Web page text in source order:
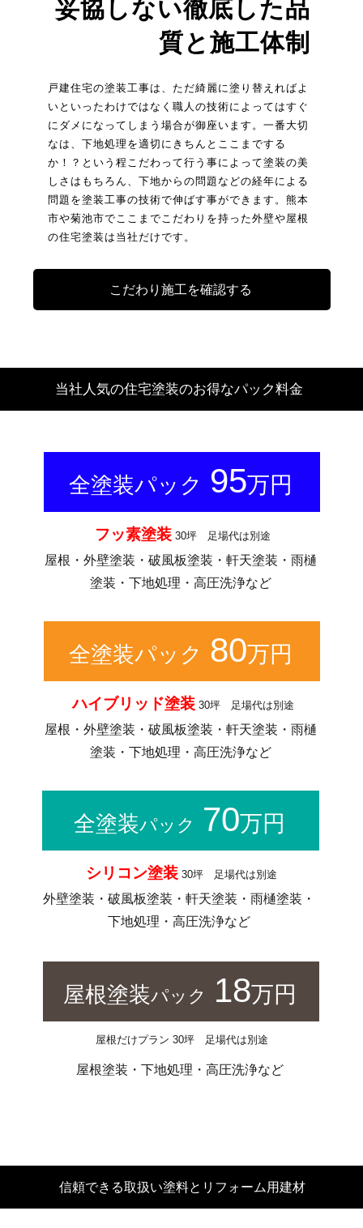
妥協しない徹底した品
質と施工体制
戸建住宅の塗装工事は、ただ綺麗に塗り替えればよ
いといったわけではなく職人の技術によってはすぐ
にダメになってしまう場合が御座います。一番大切
なは、下地処理を適切にきちんとここまでする
か！？という程こだわって行う事によって塗装の美
しさはもちろん、下地からの問題などの経年による
問題を塗装工事の技術で伸ばす事ができます。熊本
市や菊池市でここまでこだわりを持った外壁や屋根
の住宅塗装は当社だけです。
こだわり施工を確認する
当社人気の住宅塗装のお得なパック料金
全塗装パック 95万円
フッ素塗装 30坪 足場代は別途
屋根・外壁塗装・破風板塗装・軒天塗装・雨樋
塗装・下地処理・高圧洗浄など
全塗装パック 80万円
ハイブリッド塗装30坪 足場代は別途
屋根・外壁塗装・破風板塗装・軒天塗装・雨樋
塗装・下地処理・高圧洗浄など
全塗装パック 70万円
シリコン塗装30坪 足場代は別途
外壁塗装・破風板塗装・軒天塗装・雨樋塗装・
下地処理・高圧洗浄など
屋根塗装パック 18万円
屋根だけプラン 30坪 足場代は別途
屋根塗装・下地処理・高圧洗浄など
信頼できる取扱い塗料とリフォーム用建材